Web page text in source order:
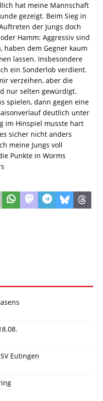
hat meine Mannschaft
gezeigt. Beim Sieg in
der Jungs doch
Hamm: Aggressiv sind
haben dem Gegner kaum
lassen. Insbesondere
ein Sonderlob verdient.
verzeihen, aber die
nur selten gewürdigt.
spielen, dann gegen eine
deutlich unter
im Hinspiel musste hart
sicher nicht anders
meine Jungs voll
Punkte in Worms
Eutingen